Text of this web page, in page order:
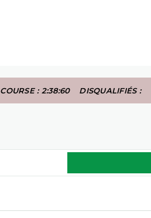
: 2:38:60 DISQUALIFIÉS :